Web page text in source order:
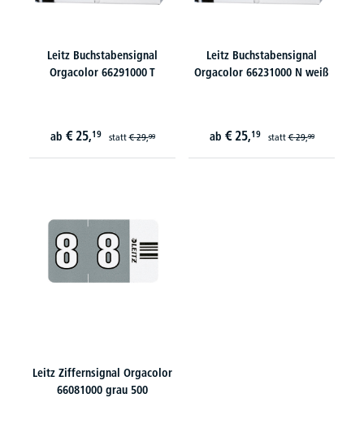
Leitz Buchstabensignal
Orgacolor 66291000 T
ab € 25,19 statt€ 29,99
Leitz Buchstabensignal
Orgacolor 66231000 N weiß
ab € 25,19 statt€ 29,99
Leitz Ziffernsignal Orgacolor
66081000 grau 500